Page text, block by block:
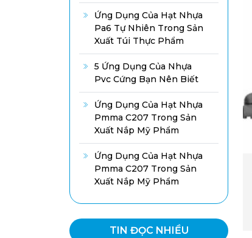
Ứng Dụng Của Hạt Nhựa
Pa6 Tự Nhiên Trong Sản
Xuất Túi Thực Phẩm
5 Ứng Dụng Của Nhựa
Pvc Cứng Bạn Nên Biết
Ứng Dụng Của Hạt Nhựa
Pmma C207 Trong Sản
Xuất Nắp Mỹ Phẩm
Ứng Dụng Của Hạt Nhựa
Pmma C207 Trong Sản
Xuất Nắp Mỹ Phẩm
TIN ĐỌC NHIỀU